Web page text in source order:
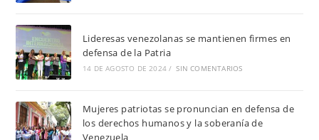
Lideresas venezolanas se mantienen firmes en
defensa de la Patria
14 DE AGOSTO DE 2024 / SIN COMENTARIOS
Mujeres patriotas se pronuncian en defensa de
los derechos humanos y la soberanía de
Venezuela